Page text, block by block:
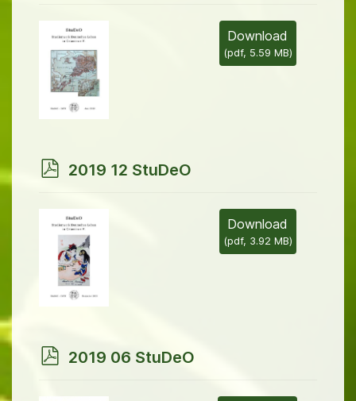
f
Download
(pdf, 5.59 MB)
p
f
2019 12 StuDeO
Download
(pdf, 3.92 MB)
p
f
2019 06 StuDeO